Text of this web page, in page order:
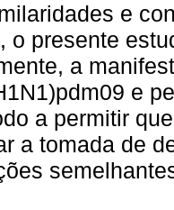
e
o presente
a
e
a permitir
a tomada de